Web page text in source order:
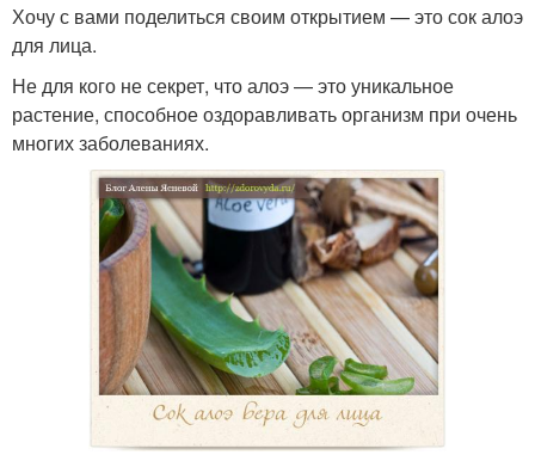
Хочу с вами поделиться своим открытием — это сок алоэ
для лица.
Не для кого не секрет, что алоэ — это уникальное
растение, способное оздоравливать организм при очень
многих заболеваниях.